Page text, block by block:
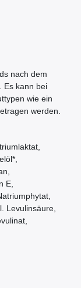
nach dem
Es kann bei
wie ein
werden.
E,
Levulinsäure,